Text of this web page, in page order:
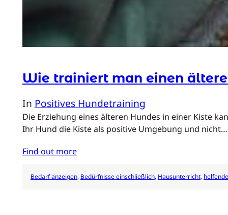
Wie trainiert man einen
In Positives Hundetraining
Die Erziehung eines älteren Hundes in einer Kiste
Ihr Hund die Kiste als positive Umgebung und nicht…
Find out more
Bedarf anzeigen, Bedürfnisse einschließlich, Hausunterricht,